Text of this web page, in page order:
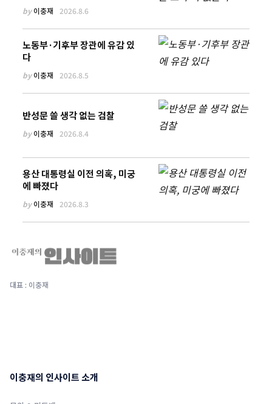
by이충재 2026.8.6
노동부·기후부 장관에 유감 있
다
by이충재 2026.8.5
반성문 쓸 생각 없는 검찰
by이충재 2026.8.4
용산 대통령실 이전 의혹, 미궁
에 빠졌다
by이충재 2026.8.3
대표 : 이충재
이충재의 인사이트 소개